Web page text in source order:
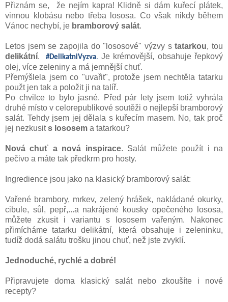
Přiznám se, že nejím kapra! Klidně si dám kuřecí plátek,
vinnou klobásu nebo třeba lososa. Co však nikdy během
Vánoc nechybí, je bramborový salát.
Letos jsem se zapojila do "lososové" výzvy statarkou, tou
delikátní. #DelikatniVyzva. Je krémovější, obsahuje řepkový
olej, více zeleniny a má jemnější chuť.
Přemýšlela jsem co "uvařit", protože jsem nechtěla tatarku
použt jen tak a položit ji na talíř.
Po chvilce to bylo jasné. Před pár lety jsem totiž vyhrála
druhé místo v celorepublikové soutěži o nejlepší bramborový
salát. Tehdy jsem jej dělala s kuřecím masem. No, tak proč
jej nezkusits lososem a tatarkou?
Nová chuť a nová inspirace. Salát můžete použít i na
pečivo a máte tak předkrm pro hosty.
Ingredience jsou jako na klasický bramborový salát:
Vařené brambory, mrkev, zelený hrášek, nakládané okurky,
cibule, sůl, pepř,...a nakrájené kousky opečeného lososa,
můžete zkusit i variantu s lososem vařeným. Nakonec
přimícháme tatarku delikátní, která obsahuje i zeleninku,
tudíž dodá salátu trošku jinou chuť, než jste zvyklí.
Jednoduché, rychlé a dobré!
Připravujete doma klasický salát nebo zkoušíte i nové
recepty?